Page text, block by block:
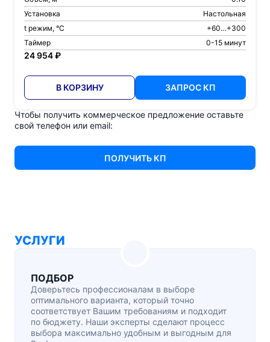
Установка
Настольная
t режим, °С
+60…+300
Таймер
0-15 минут
24 954 ₽
В КОРЗИНУ ЗАПРОС КП
Чтобы получить коммерческое предложение оставьте
свой телефон или email:
ПОЛУЧИТЬ КП
УСЛУГИ
ПОДБОР
Доверьтесь профессионалам в выборе
оптимального варианта, который точно
соответствует Вашим требованиям и подходит
по бюджету. Наши эксперты сделают процесс
выбора максимально удобным и выгодным для